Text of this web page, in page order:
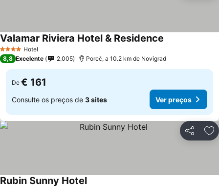
4 EstrelasHotel
Valamar Riviera Hotel & Residence
8,8 Excelente 2.005 Poreč, a 10.2 km de Novigrad
De € 161
Consulte os preços de 3 sites Ver preços
Partilhar
Rubin Sunny Hotel